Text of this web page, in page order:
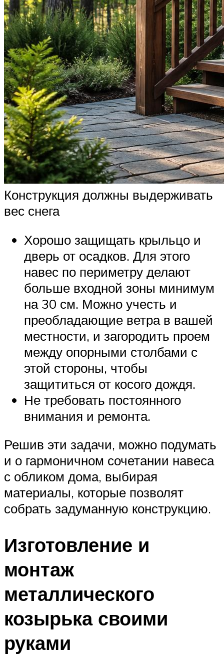
Конструкция должны выдерживать
вес снега
Хорошо защищать крыльцо и
дверь от осадков. Для этого
навес по периметру делают
больше входной зоны минимум
на 30 см. Можно учесть и
преобладающие ветра в вашей
местности, и загородить проем
между опорными столбами с
этой стороны, чтобы
защититься от косого дождя.
Не требовать постоянного
внимания и ремонта.
Решив эти задачи, можно подумать
и о гармоничном сочетании навеса
с обликом дома, выбирая
материалы, которые позволят
собрать задуманную конструкцию.
Изготовление и
монтаж
металлического
козырька своими
руками